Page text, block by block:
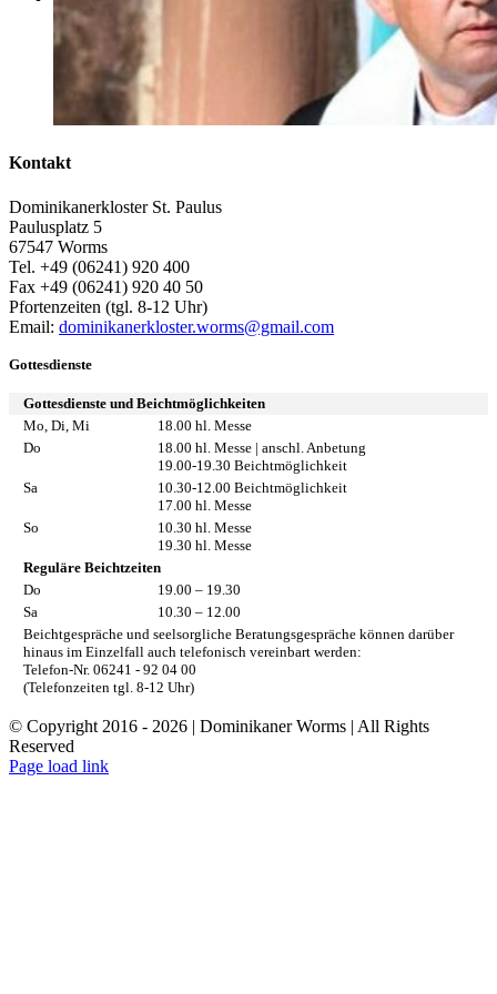
Kontakt
Dominikanerkloster St. Paulus
Paulusplatz 5
67547 Worms
Tel. +49 (06241) 920 400
Fax +49 (06241) 920 40 50
Pfortenzeiten (tgl. 8-12 Uhr)
Email: dominikanerkloster.worms@gmail.com
Gottesdienste
Gottesdienste und Beichtmöglichkeiten
Mo, Di, Mi
18.00 hl. Messe
Do
18.00 hl. Messe | anschl. Anbetung
19.00-19.30 Beichtmöglichkeit
Sa
10.30-12.00 Beichtmöglichkeit
17.00 hl. Messe
So
10.30 hl. Messe
19.30 hl. Messe
Reguläre Beichtzeiten
Do
19.00 – 19.30
Sa
10.30 – 12.00
Beichtgespräche und seelsorgliche Beratungsgespräche können darüber
hinaus im Einzelfall auch telefonisch vereinbart werden:
Telefon-Nr. 06241 - 92 04 00
(Telefonzeiten tgl. 8-12 Uhr)
© Copyright 2016 - 2026 | Dominikaner Worms | All Rights
Reserved
Facebook
Rss
Page load link